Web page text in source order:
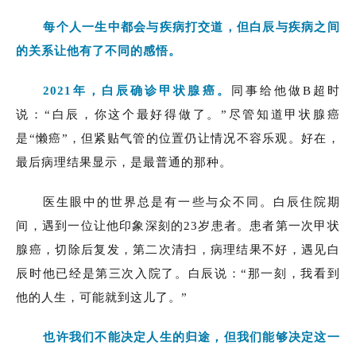
每个人一生中都会与疾病打交道，但白辰与疾病之间
的关系让他有了不同的感悟。
2021年，白辰确诊甲状腺癌。
同事给他做B超时
说：“白辰，你这个最好得做了。”尽管知道甲状腺癌
是“懒癌”，但紧贴气管的位置仍让情况不容乐观。好在，
最后病理结果显示，是最普通的那种。
医生眼中的世界总是有一些与众不同。白辰住院期
间，遇到一位让他印象深刻的23岁患者。患者第一次甲状
腺癌，切除后复发，第二次清扫，病理结果不好，遇见白
辰时他已经是第三次入院了。白辰说：“那一刻，我看到
他的人生，可能就到这儿了。”
也许我们不能决定人生的归途，但我们能够决定这一